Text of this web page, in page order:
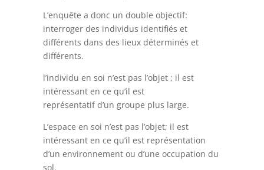
L’enquête a donc un double objectif:
interroger des individus identifiés et
différents dans des lieux déterminés et
différents.
l’individu en soi n’est pas l’objet ; il est
intéressant en ce qu’il est
représentatif d’un groupe plus large.
L’espace en soi n’est pas l’objet; il est
intéressant en ce qu’il est représentation
d’un environnement ou d’une occupation du
sol.